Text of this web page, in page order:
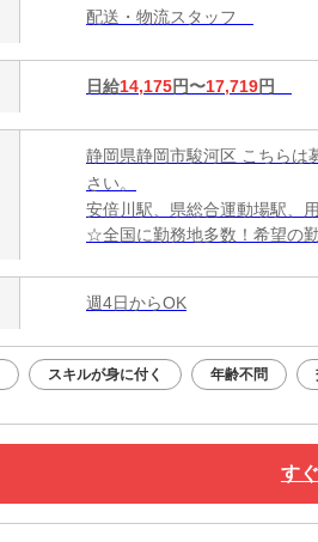
配送・物流スタッフ
日給14,175円〜17,719円
静岡県静岡市駿河区 こちらは
さい。
安倍川駅、県総合運動場駅、
☆全国に勤務地多数！希望の
週4日からOK
スキルが身に付く 年齢不問
す